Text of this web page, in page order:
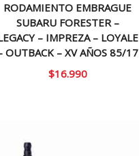
RODAMIENTO EMBRAGUE
SUBARU FORESTER –
– IMPREZA – LOYALE
OUTBACK – XV AÑOS 85/17
$16.990